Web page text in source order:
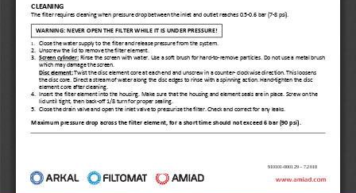
Spain & LATAM
Spanish
Russia
Russian
French